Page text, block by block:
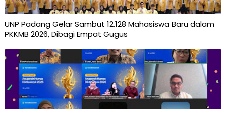
UNP Padang Gelar Sambut 12.128 Mahasiswa Baru dalam
PKKMB 2026, Dibagi Empat Gugus